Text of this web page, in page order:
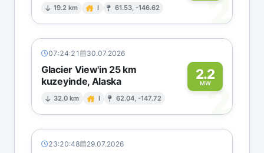
19.2 km I 61.53, -146.62 2
07:24:21 30.07.2026
Glacier View'in 25 km
kuzeyinde, Alaska
32.0 km I 62.04, -147.72
2.2
MW2
23:20:48 29.07.2026